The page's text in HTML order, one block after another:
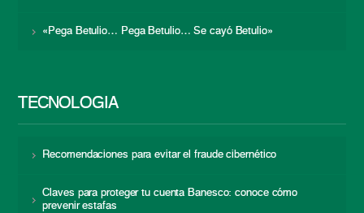
«Pega Betulio… Pega Betulio… Se cayó Betulio»
TECNOLOGÍA
Recomendaciones para evitar el fraude cibernético
Claves para proteger tu cuenta Banesco: conoce cómo
prevenir estafas